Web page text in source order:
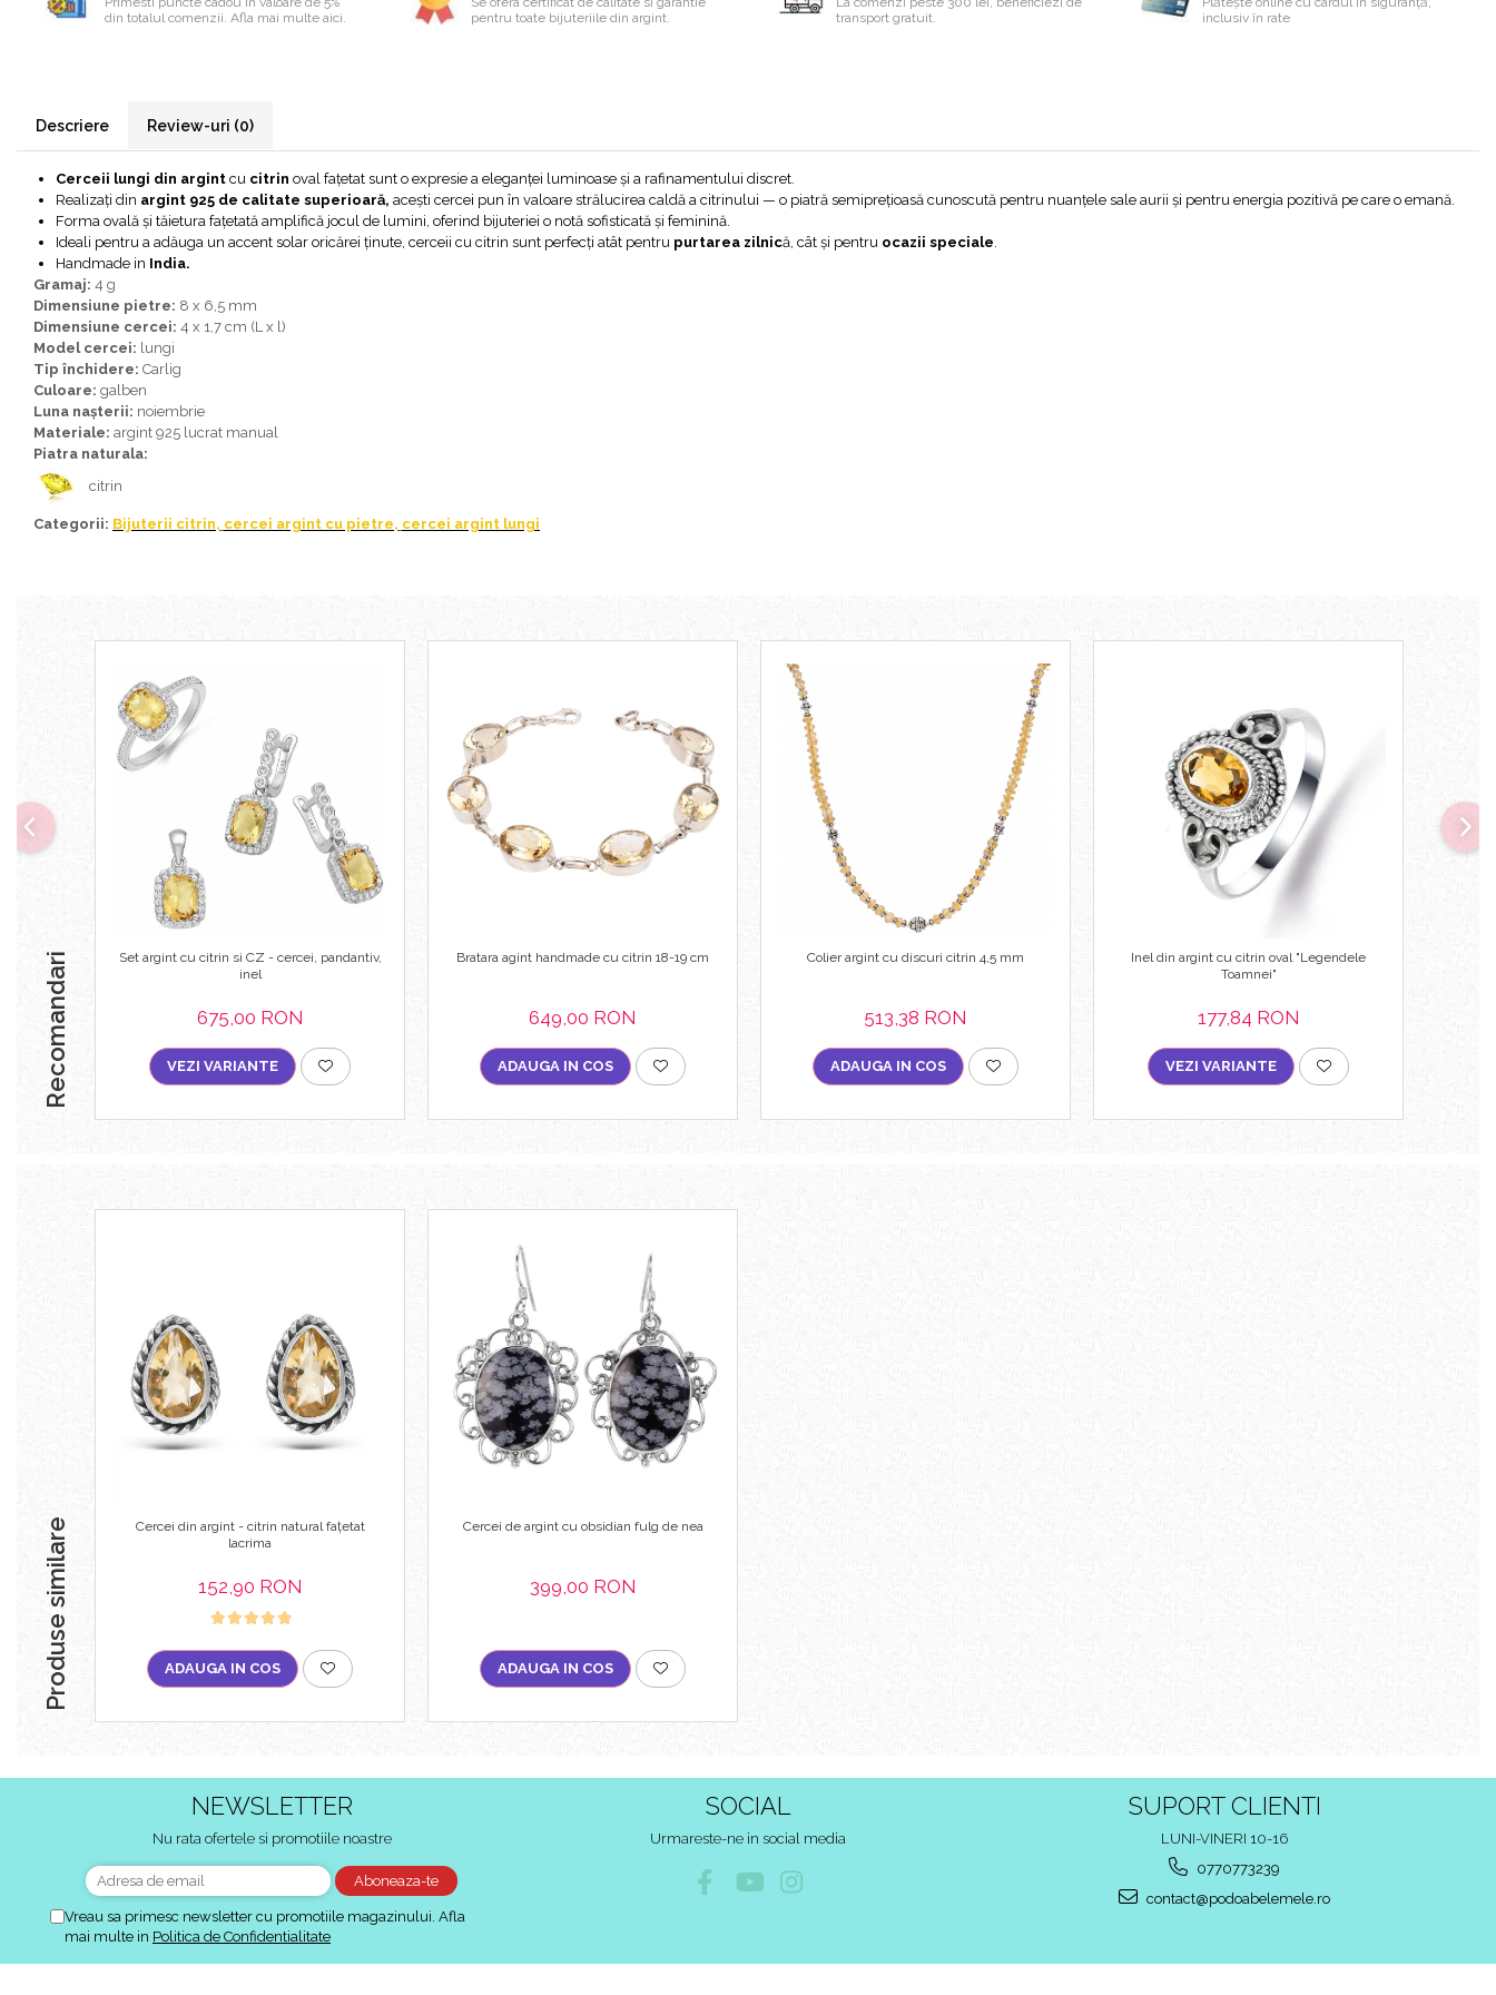
Bijuterii onix
Bijuterii perle
Bijuterii piatra soarelui
Bijuterii rodocrozit
Bijuterii rubin
Bijuterii safir
Bijuterii sidef si abalone
Bijuterii smarald
Bijuterii sodalit
Bijuterii spinel
Bijuterii tanzanit
Bijuterii topaz
Bijuterii turcoaz
din totalul comenzii. Afla mai multe aici.
pentru toate bijuteriile din argint.
transport gratuit.
inclusiv în rate
Descriere Review-uri (0)
Cerceii lungi din argint cu citrin oval fațetat sunt o expresie a eleganței luminoase și a rafinamentului discret.
Realizați din argint 925 de calitate superioară, acești cercei pun în valoare strălucirea caldă a citrinului — o piatră semiprețioasă cunoscută pentru nuanțele sale aurii și pentru energia pozitivă pe care o emană.
Forma ovală și tăietura fațetată amplifică jocul de lumini, oferind bijuteriei o notă sofisticată și feminină.
Ideali pentru a adăuga un accent solar oricărei ținute, cerceii cu citrin sunt perfecți atât pentru purtarea zilnică, cât și pentru ocazii speciale
Handmade in India.
Gramaj: 4 g
Dimensiune pietre: 8 x 6,5 mm
Dimensiune cercei: 4 x 1,7 cm (L x l)
Model cercei: lungi
Tip închidere: Carlig
Culoare: galben
Luna nașterii: noiembrie
Materiale: argint 925 lucrat manual
Piatra naturala:
citrin
Categorii: Bijuterii citrin, cercei argint cu pietre, cercei argint lungi
Recomandari
Set argint cu citrin si CZ - cercei, pandantiv,
inel
675,00 RON
VEZI VARIANTE
Bratara agint handmade cu citrin 18-19 cm
649,00 RON
ADAUGA IN COS
Colier argint cu discuri citrin 4,5 mm
513,38 RON
ADAUGA IN COS
Inel din argint cu citrin oval "Legendele
Toamnei"
177,84 RON
VEZI VARIANTE
Produse similare
Cercei din argint - citrin natural fațetat
lacrima
152,90 RON
ADAUGA IN COS
Cercei de argint cu obsidian fulg de nea
399,00 RON
ADAUGA IN COS
NEWSLETTER
Nu rata ofertele si promotiile noastre
Vreau sa primesc newsletter cu promotiile magazinului. Afla
mai multe in Politica de Confidentialitate
SOCIAL
Urmareste-ne in social media
SUPORT CLIENTI
LUNI-VINERI 10-16
0770773239
contact@podoabelemele.ro